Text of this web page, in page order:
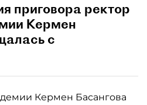
приговора ректор
Кермен
с
Кермен Басангова